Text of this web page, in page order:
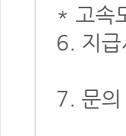
* 고속
6. 지
7. 문의